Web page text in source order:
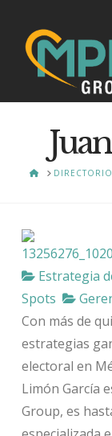
HOME
Estrategia
Spots
Con más de
estrategias
electoral en
Limón García
Group, es